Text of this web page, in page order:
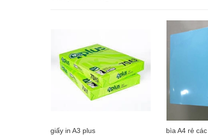
giấy in A3 plus
bìa A4 rẻ